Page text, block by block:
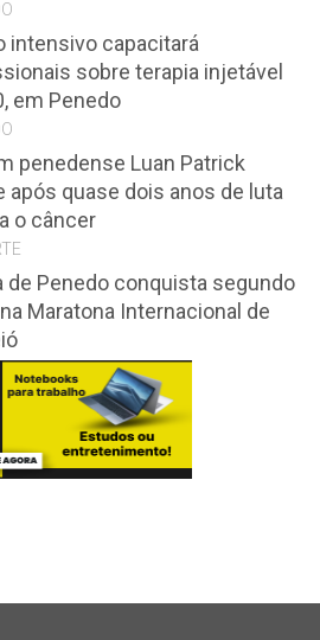
intensivo capacitará
sobre terapia injetável
em Penedo
penedense Luan Patrick
após quase dois anos de luta
o câncer
de Penedo conquista segundo
na Maratona Internacional de